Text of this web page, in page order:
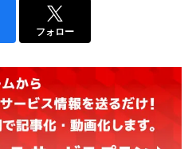
フォロー